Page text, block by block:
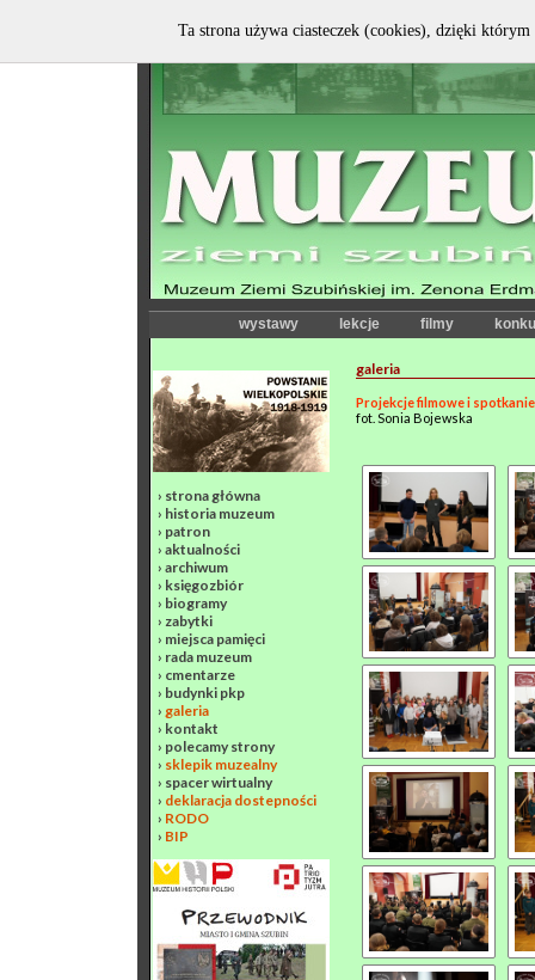
wystawy lekcje filmy
› strona główna
› historia muzeum
› patron
› aktualności
› archiwum
› księgozbiór
› biogramy
› zabytki
› miejsca pamięci
› rada muzeum
› cmentarze
› budynki pkp
› galeria
› kontakt
› polecamy strony
› sklepik muzealny
› spacer wirtualny
› deklaracja dostepności
› RODO
› BIP
galeria
Projekcje filmowe i
fot. Sonia Bojewska
Ta strona używa ciasteczek (cookies), dzięki